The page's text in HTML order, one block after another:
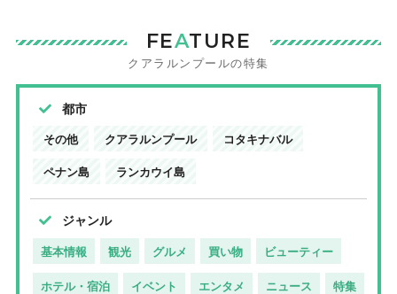
FEATURE
クアラルンプールの特集
都市
その他 クアラルンプール コタキナバル
ペナン島 ランカウイ島
ジャンル
基本情報 観光 グルメ 買い物 ビューティー
ホテル・宿泊 イベント エンタメ ニュース 特集